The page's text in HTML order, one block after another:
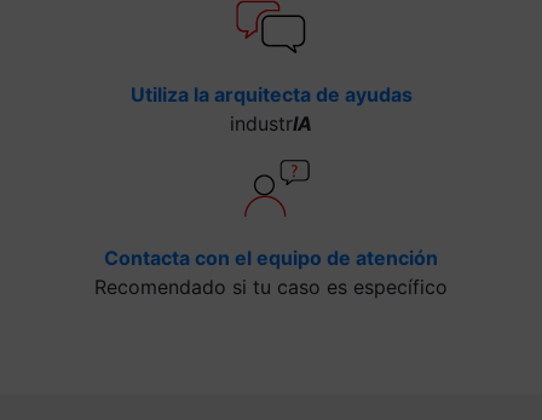
Utiliza la arquitecta de ayudas
industrIA
Contacta con el equipo de atención
Recomendado si tu caso es específico